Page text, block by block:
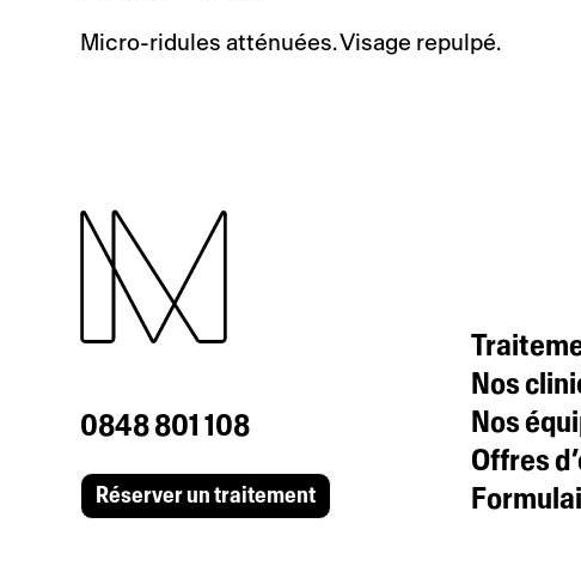
Micro-ridules atténuées. Visage repulpé.
0848 801 108
Réserver un traitement
Nos
Nos
Offres